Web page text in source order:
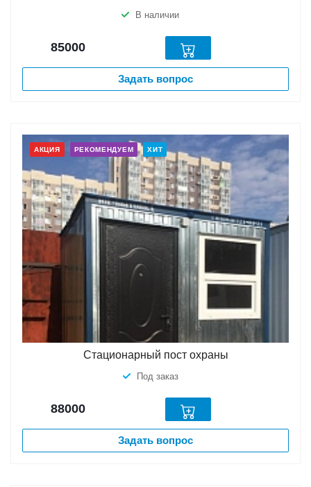
В наличии
85000
Задать вопрос
АКЦИЯ РЕКОМЕНДУЕМ ХИТ
Стационарный пост охраны
Под заказ
88000
Задать вопрос